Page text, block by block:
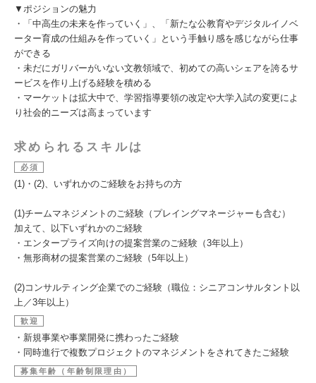
▼ポジションの魅力
・「中高生の未来を作っていく」、「新たな公教育やデジタルイノベ
ーター育成の仕組みを作っていく」という手触り感を感じながら仕事
ができる
・未だにガリバーがいない文教領域で、初めての高いシェアを誇るサ
ービスを作り上げる経験を積める
・マーケットは拡大中で、学習指導要領の改定や大学入試の変更によ
り社会的ニーズは高まっています
求められるスキルは
必須
(1)・(2)、いずれかのご経験をお持ちの方
(1)チームマネジメントのご経験（プレイングマネージャーも含む）
加えて、以下いずれかのご経験
・エンタープライズ向けの提案営業のご経験（3年以上）
・無形商材の提案営業のご経験（5年以上）
(2)コンサルティング企業でのご経験（職位：シニアコンサルタント以
上／3年以上）
歓迎
・新規事業や事業開発に携わったご経験
・同時進行で複数プロジェクトのマネジメントをされてきたご経験
募集年齢（年齢制限理由）